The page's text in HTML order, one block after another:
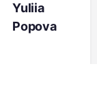
Yuliia
Popova